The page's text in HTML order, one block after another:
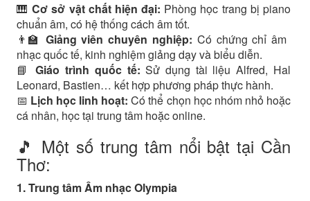
🎹Cơ sở vật chất hiện đại: Phòng học trang bị piano
chuẩn âm, có hệ thống cách âm tốt.
👨‍🏫 Giảng viên chuyên nghiệp: Có chứng chỉ âm
nhạc quốc tế, kinh nghiệm giảng dạy và biểu diễn.
📘Giáo trình quốc tế: Sử dụng tài liệu Alfred, Hal
Leonard, Bastien… kết hợp phương pháp thực hành.
📅 Lịch học linh hoạt: Có thể chọn học nhóm nhỏ hoặc
cá nhân, học tại trung tâm hoặc online.
🎵 Một số trung tâm nổi bật tại Cần
Thơ:
1. Trung tâm Âm nhạc Olympia